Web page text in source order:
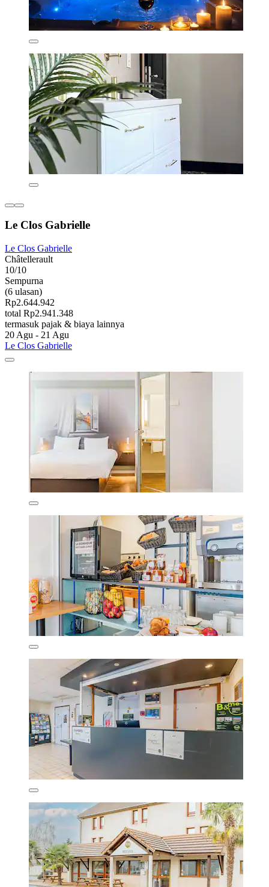
Le Clos Gabrielle
Le Clos Gabrielle
Châtellerault
10/10
Sempurna
(6 ulasan)
Rp2.644.942
total Rp2.941.348
termasuk pajak & biaya lainnya
20 Agu - 21 Agu
Le Clos Gabrielle